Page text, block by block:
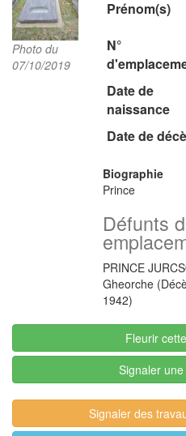
Photo du
07/10/2019
Prénom(s)
N°
Date de
naissance
Date de
Biographie
Prince
Défunts
PRINCE
Gheorche
1942)
Fleurir
Signaler
Signaler des